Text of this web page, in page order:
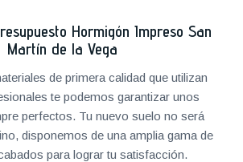
Hormigón Impreso San
Martín de la Vega
de primera calidad que utilizan
te podemos garantizar unos
perfectos. Tu nuevo suelo no será
disponemos de una amplia gama de
para lograr tu satisfacción.